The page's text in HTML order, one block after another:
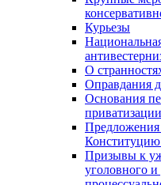
Курьезы
О
Оправдания
Основания
приватизации
Предложения
Призывы к
уголовного